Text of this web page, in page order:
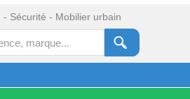
- Sécurité - Mobilier urbain